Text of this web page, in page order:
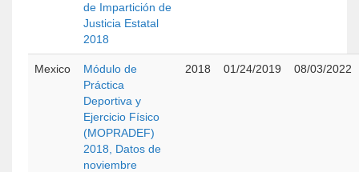
de Impartición de
Justicia Estatal
2018
Mexico
Módulo de
Práctica
Deportiva y
Ejercicio Físico
(MOPRADEF)
2018, Datos de
noviembre
2018 01/24/2019 08/03/2022